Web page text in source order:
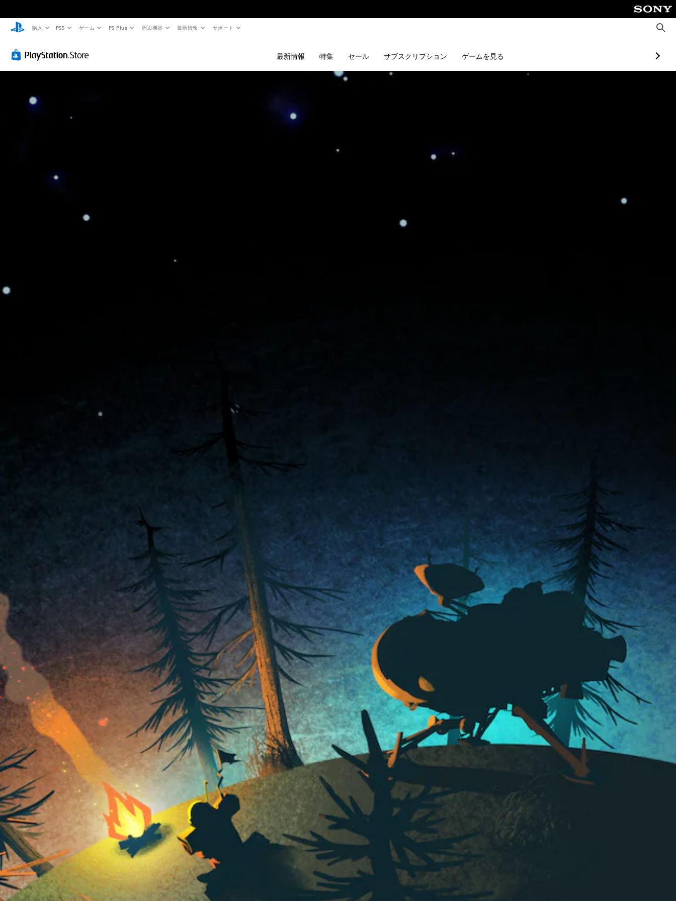
購入 PS5 ゲーム PS Plus 周辺機器 最新情報 サポート
検
索
最新情報 特集 セール サブスクリプション ゲームを見る